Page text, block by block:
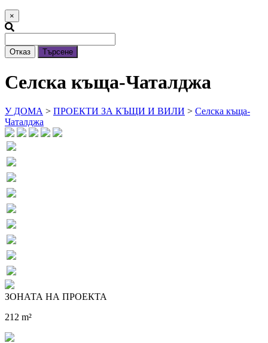
×
Отказ Търсене
Селска къща-Чаталджа
У ДОМА > ПРОЕКТИ ЗА КЪЩИ И ВИЛИ > Селска къща-
Чаталджа
ЗОНАТА НА ПРОЕКТА
212 m²